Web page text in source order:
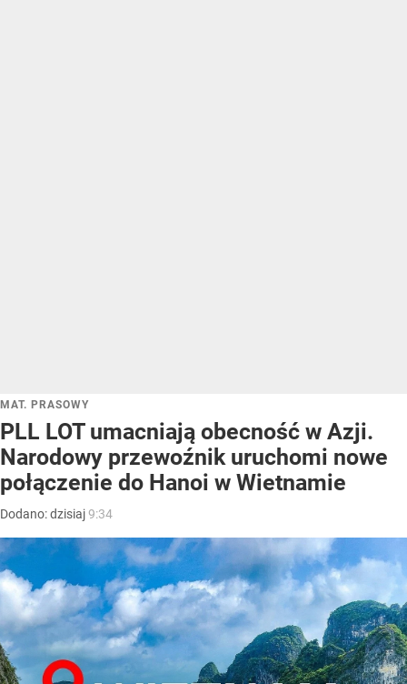
MAT. PRASOWY
PLL LOT umacniają obecność w Azji.
Narodowy przewoźnik uruchomi nowe
połączenie do Hanoi w Wietnamie
Dodano:dzisiaj9:34